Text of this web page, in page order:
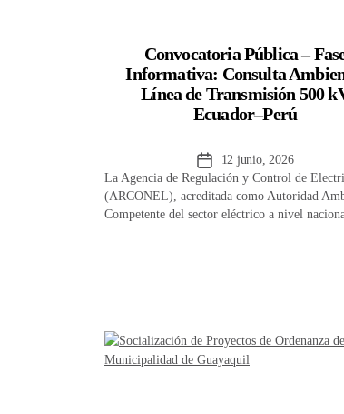
Convocatoria Pública –
Informativa: Consulta
Línea de Transmisión 500
Ecuador–Perú
Fecha
de
la
entrada
12 junio, 2026
La Agencia de Regulación y Control de
(ARCONEL), acreditada como Autoridad
Competente del sector eléctrico a nivel